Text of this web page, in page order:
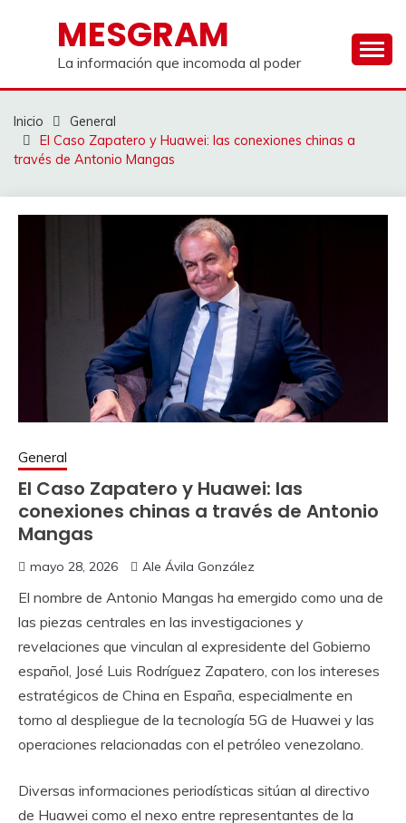
contenidoMESGRAM
La información que incomoda al poder
Inicio
General
El Caso Zapatero y Huawei: las conexiones chinas a
través de Antonio Mangas
General
El Caso Zapatero y Huawei: las
conexiones chinas a través de Antonio
Mangas
mayo 28, 2026 Ale Ávila González
El nombre de Antonio Mangas ha emergido como una de
las piezas centrales en las investigaciones y
revelaciones que vinculan al expresidente del Gobierno
español, José Luis Rodríguez Zapatero, con los intereses
estratégicos de China en España, especialmente en
torno al despliegue de la tecnología 5G de Huawei y las
operaciones relacionadas con el petróleo venezolano.
Diversas informaciones periodísticas sitúan al directivo
de Huawei como el nexo entre representantes de la